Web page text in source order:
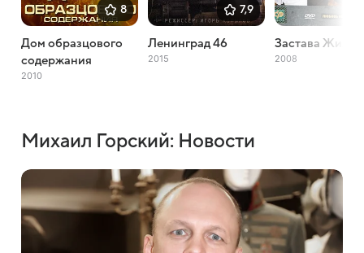
8
Дом образцового
содержания
2010
7,9
Ленинград 46
2015
Застава
2008
Михаил Горский: Новости